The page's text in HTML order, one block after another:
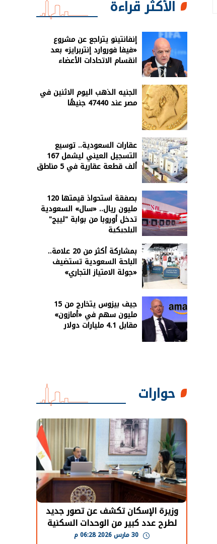
الأكثر قراءة
إنفانتينو يتراجع عن مشروع
«فيفا فوروارد إنتربرايز» بعد
انقسام الاتحادات الأعضاء
الجنيه الذهب اليوم الاثنين في
مصر عند 47440 جنيهًا
عقارات السعودية.. توسيع
التسجيل العيني ليشمل 167
ألف قطعة عقارية في 5 مناطق
بصفقة استحواذ قيمتها 120
مليون ريال.. «سال» السعودية
تدخل أوروبا من بوابة "لييج"
البلجيكية
بمشاركة أكثر من 20 علامة..
الباحة السعودية تستضيف
«جولة الامتياز التجاري»
جيف بيزوس يتخارج من 15
مليون سهم في «أمازون»
مقابل 4.1 مليارات دولار
حوارات
وزيرة الإسكان تكشف عن تصور جديد
لطرح عدد كبير من الوحدات السكنية
بنظام الإيجار